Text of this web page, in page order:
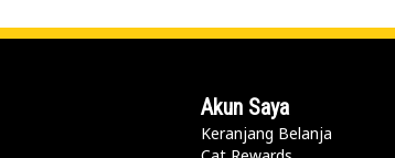
Akun Saya
Keranjang Belanja